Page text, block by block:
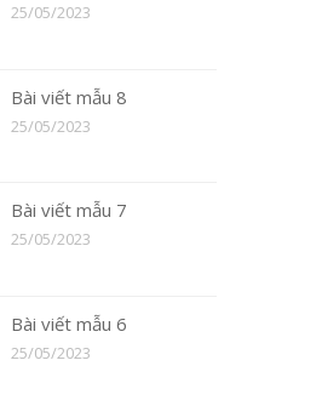
25/05/2023
Bài viết mẫu 8
25/05/2023
Bài viết mẫu 7
25/05/2023
Bài viết mẫu 6
25/05/2023